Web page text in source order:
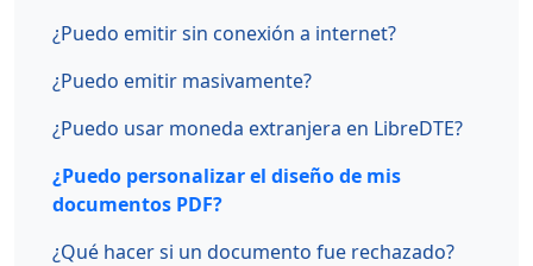
¿Puedo emitir sin conexión a internet?
¿Puedo emitir masivamente?
¿Puedo usar moneda extranjera en LibreDTE?
¿Puedo personalizar el diseño de mis
documentos PDF?
¿Qué hacer si un documento fue rechazado?